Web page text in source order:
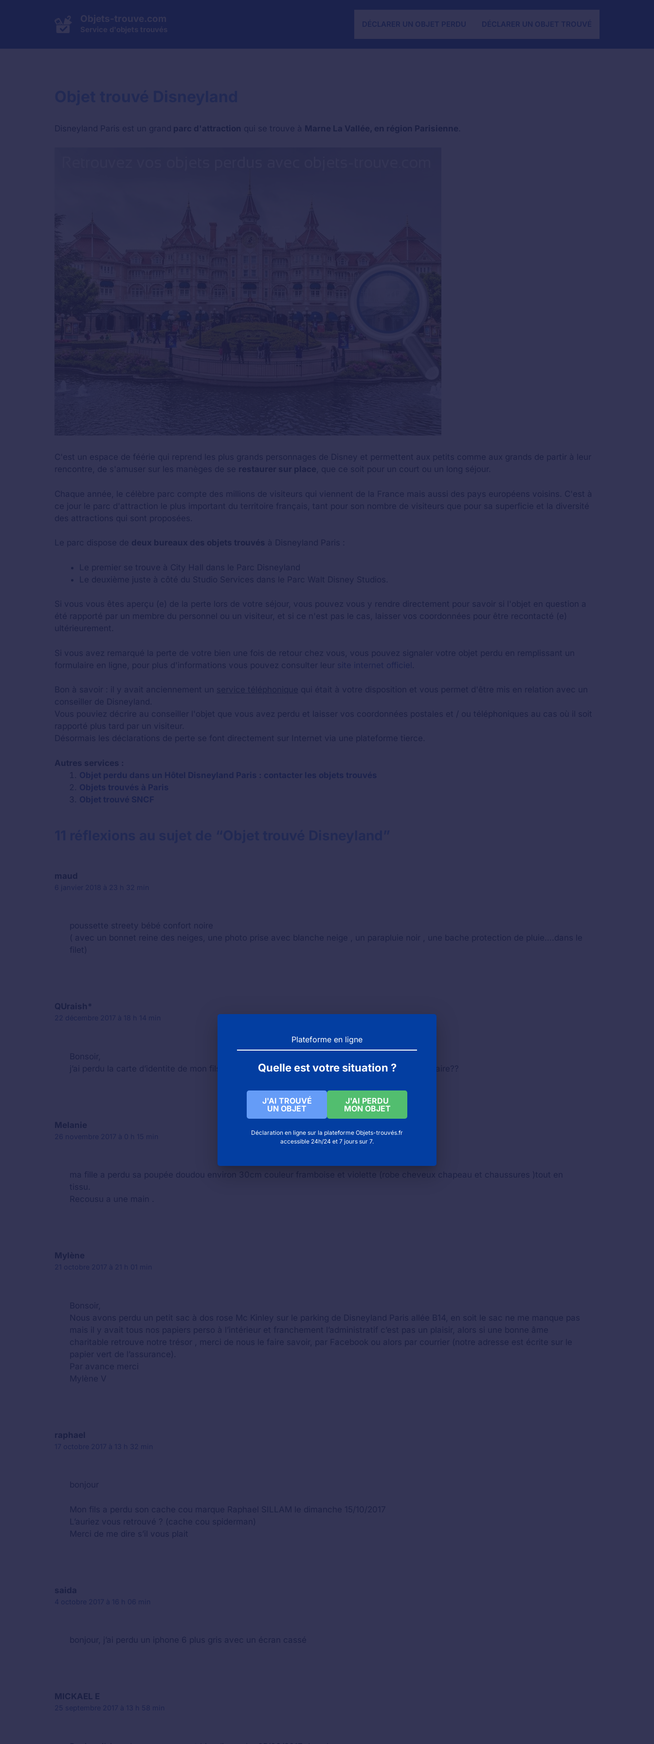
Objets-trouve.com
Service d'objets trouvés
DÉCLARER UN OBJET PERDU DÉCLARER UN OBJET TROUVÉ
Disneyland Paris est un grand parc d'attraction qui se trouve à Marne La Vallée, en région Parisienne.
C'est un espace de féérie qui reprend les plus grands personnages de Disney et permettent aux petits comme aux grands de partir à leur
rencontre, de s'amuser sur les manèges de se restaurer sur place, que ce soit pour un court ou un long séjour.
Chaque année, le célèbre parc compte des millions de visiteurs qui viennent de la France mais aussi des pays européens voisins. C'est à
ce jour le parc d'attraction le plus important du territoire français, tant pour son nombre de visiteurs que pour sa superficie et la diversité
des attractions qui sont proposées.
Le parc dispose de deux bureaux des objets trouvés à Disneyland Paris :
Le premier se trouve à City Hall dans le Parc Disneyland
Le deuxième juste à côté du Studio Services dans le Parc Walt Disney Studios.
Si vous vous êtes aperçu (e) de la perte lors de votre séjour, vous pouvez vous y rendre directement pour savoir si l'objet en question a
été rapporté par un membre du personnel ou un visiteur, et si ce n'est pas le cas, laisser vos coordonnées pour être recontacté (e)
ultérieurement.
Si vous avez remarqué la perte de votre bien une fois de retour chez vous, vous pouvez signaler votre objet perdu en remplissant un
formulaire en ligne, pour plus d'informations vous pouvez consulter leur site internet officiel .
Bon à savoir : il y avait anciennement un service téléphonique qui était à votre disposition et vous permet d'être mis en relation avec un
conseiller de Disneyland.
Vous pouviez décrire au conseiller l'objet que vous avez perdu et laisser vos coordonnées postales et / ou téléphoniques au cas où il soit
rapporté plus tard par un visiteur.
Désormais les déclarations de perte se font directement sur Internet via une plateforme tierce.
Autres services :
Objet perdu dans un Hôtel Disneyland Paris : contacter les objets trouvés
Objets trouvés à Paris
Objet trouvé SNCF
maud
6 janvier 2018 à 23 h 32 min
poussette streety bébé confort noire
( avec un bonnet reine des neiges, une photo prise avec blanche neige , un parapluie noir , une bache protection de pluie….dans le
filet)
QUraish*
22 décembre 2017 à 18 h 14 min
Bonsoir,
j’ai perdu la carte d’identite de mon fils à Disneyland paris le 16.12.2017. qu’est ce que je dois faire??
Melanie
26 novembre 2017 à 0 h 15 min
ma fille a perdu sa poupée doudou environ 30cm couleur framboise et violette (robe cheveux chapeau et chaussures )tout en
tissu.
Recousu a une main .
Mylène
21 octobre 2017 à 21 h 01 min
Bonsoir,
Nous avons perdu un petit sac à dos rose Mc Kinley sur le parking de Disneyland Paris allée B14, en soit le sac ne me manque pas
mais il y avait tous nos papiers perso à l’intérieur et franchement l’administratif c’est pas un plaisir, alors si une bonne âme
charitable retrouve notre trésor , merci de nous le faire savoir, par Facebook ou alors par courrier (notre adresse est écrite sur le
papier vert de l’assurance).
Par avance merci
Mylène V
raphael
17 octobre 2017 à 13 h 32 min
bonjour
Mon fils a perdu son cache cou marque Raphael SILLAM le dimanche 15/10/2017
L’auriez vous retrouvé ? (cache cou spiderman)
Merci de me dire s’il vous plait
saida
4 octobre 2017 à 16 h 06 min
bonjour, j’ai perdu un iphone 6 plus gris avec un écran cassé
MICKAEL E
25 septembre 2017 à 13 h 58 min
Plateforme en ligne
Quelle est votre situation ?
J'AI TROUVÉ
UN OBJET
J'AI PERDU
MON OBJET
Déclaration en ligne sur la plateforme Objets-trouvés.fr
accessible 24h/24 et 7 jours sur 7.